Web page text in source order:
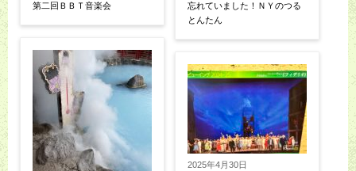
第二回ＢＢＴ音楽会
忘れていました！ＮＹのつる
とんたん
2025年4月30日